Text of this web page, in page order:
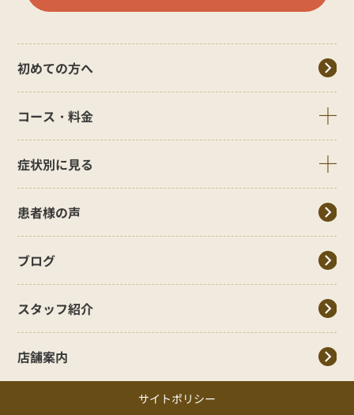
初めての方へ
コース・料金
症状別に見る
患者様の声
ブログ
スタッフ紹介
店舗案内
サイトポリシー